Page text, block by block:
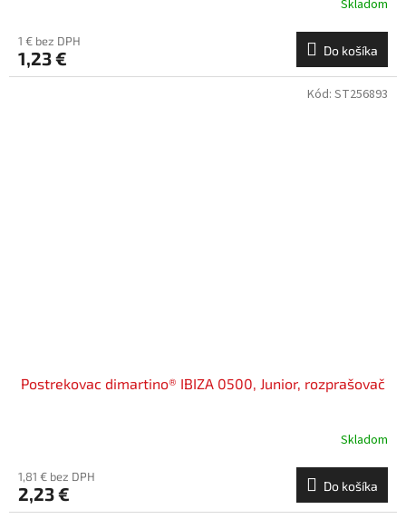
Skladom
1 € bez DPH
1,23 € Do košíka
Postrekovac dimartino® IBIZA 0500, Junior, rozprašovač
Skladom
1,81 € bez DPH
2,23 € Do košíka
Kód: ST256893